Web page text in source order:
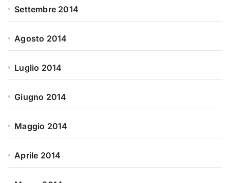
Settembre 2014
Agosto 2014
Luglio 2014
Giugno 2014
Maggio 2014
Aprile 2014